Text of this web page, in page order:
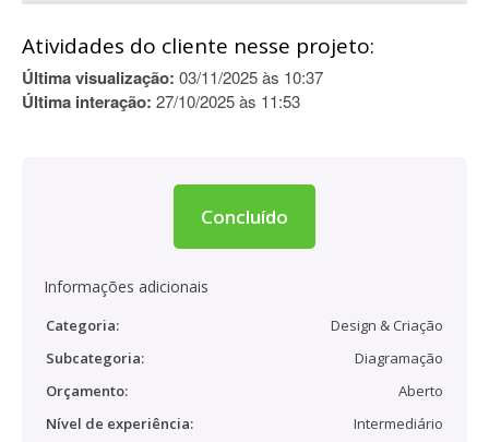
Atividades do cliente nesse projeto:
Última visualização: 03/11/2025 às 10:37
Última interação: 27/10/2025 às 11:53
Concluído
Informações adicionais
Categoria:
Design & Criação
Subcategoria:
Diagramação
Orçamento:
Aberto
Nível de experiência:
Intermediário